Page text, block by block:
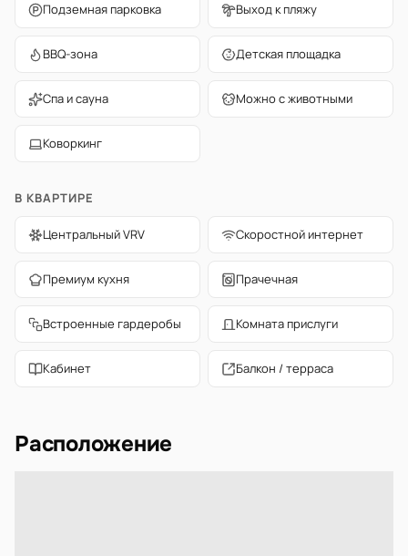
Подземная парковка Выход к пляжу
BBQ-зона Детская площадка
Спа и сауна Можно с животными
Коворкинг
В КВАРТИРЕ
Центральный VRV Скоростной интернет
Премиум кухня Прачечная
Встроенные гардеробы Комната прислуги
Кабинет Балкон / терраса
Расположение